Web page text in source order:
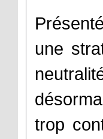
une
trop